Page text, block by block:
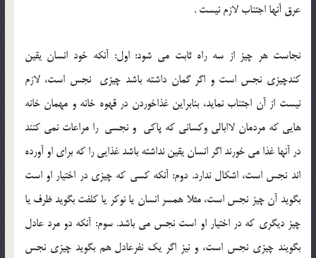
عرق آنها اجتناب لازم نیست .
نجاست هر چیز از سه راه ثابت می شود: اول: آنکه خود انسان یقین
کندچیزی نجس است و اگر گمان داشته باشد چیزی نجس است، لازم
نیست از آن اجتناب نماید، بنابراین غذاخوردن در قهوه خانه و مهمان خانه
هایی که مردمان لاابالی وکسانی که پاکی و نجسی را مراعات نمی کنند
در آنها غذا می خورند اگر انسان یقین نداشته باشد غذایی را که برای او آورده
اند نجس است، اشکال ندارد. دوم: آنکه کسی که چیزی در اختیار او است
بگوید آن چیز نجس است، مثلا همسر انسان یا نوکر یا کلفت بگوید ظرف یا
چیز دیگری که در اختیار او است نجس می باشد. سوم: آنکه دو مرد عادل
بگویند چیزی نجس است، و نیز اگر یک نفرعادل هم بگوید چیزی نجس